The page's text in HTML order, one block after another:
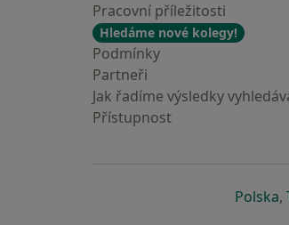
Pracovní příležitosti
Hledáme nové kolegy!
Podmínky
Partneři
Jak řadíme výsledky
Přístupnost
Polska,